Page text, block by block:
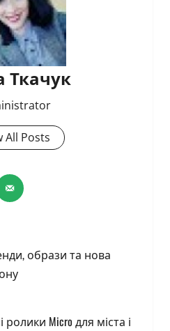
Ткачук
All Posts
образи та нова
Micro для міста і